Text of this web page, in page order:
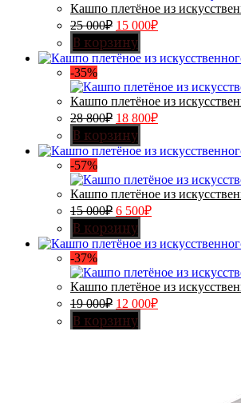
Кашпо плетёное из
25 000₽ 15 000₽
В корзину
-35%
Кашпо плетёное из
28 800₽ 18 800₽
В корзину
-57%
Кашпо плетёное из
15 000₽ 6 500₽
В корзину
-37%
Кашпо плетёное из
19 000₽ 12 000₽
В корзину